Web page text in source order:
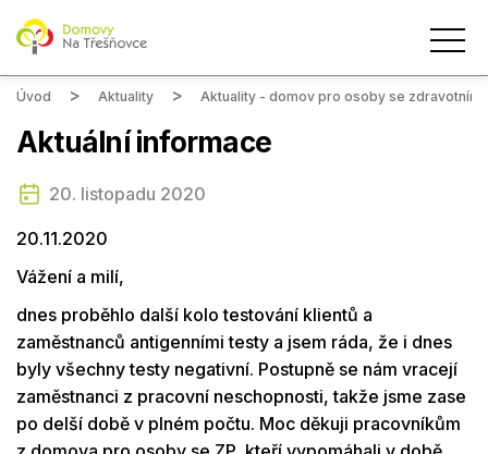
Úvod Aktuality Aktuality - domov pro osoby se zdravotním
Aktuální informace
20. listopadu 2020
20.11.2020
Vážení a milí,
dnes proběhlo další kolo testování klientů a
zaměstnanců antigenními testy a jsem ráda, že i dnes
byly všechny testy negativní. Postupně se nám vracejí
zaměstnanci z pracovní neschopnosti, takže jsme zase
po delší době v plném počtu. Moc děkuji pracovníkům